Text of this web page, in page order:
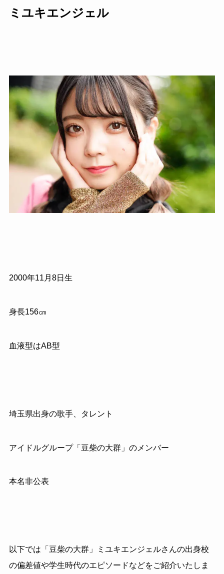
ミユキエンジェル
2000年11月8日生
身長156㎝
血液型はAB型
埼玉県出身の歌手、タレント
アイドルグループ「豆柴の大群」のメンバー
本名非公表
以下では「豆柴の大群」ミユキエンジェルさんの出身校
の偏差値や学生時代のエピソードなどをご紹介いたしま